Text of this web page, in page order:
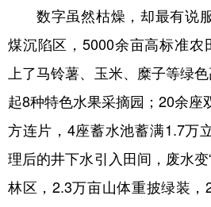
数字虽然枯燥，却最有说
煤沉陷区，5000余亩高标准农
上了马铃薯、玉米、糜子等绿
起8种特色水果采摘园；20余座
方连片，4座蓄水池蓄满1.7万
理后的井下水引入田间，废水变
林区，2.3万亩山体重披绿装，